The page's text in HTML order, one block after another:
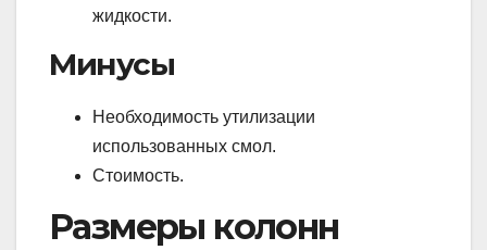
жидкости.
Минусы
Необходимость утилизации
использованных смол.
Стоимость.
Размеры колонн